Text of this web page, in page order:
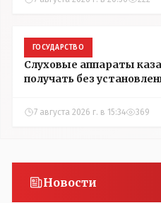
ГОСУДАРСТВО
Слуховые аппараты
получать без
7 августа 2026 г. в 15:34 369
Новости